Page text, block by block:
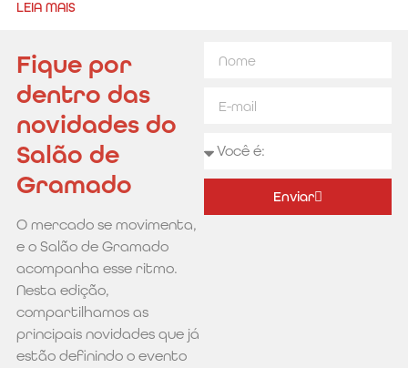
LEIA MAIS
Fique por
dentro das
novidades do
Salão de
Gramado
O mercado se movimenta,
e o Salão de Gramado
acompanha esse ritmo.
Nesta edição,
compartilhamos as
principais novidades que já
estão definindo o evento
Enviar